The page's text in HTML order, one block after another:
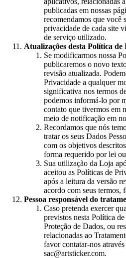
publicadas em nossas
recomendamos que você
privacidade de cada site
de serviço utilizado.
Atualizações desta Política de
Se modificarmos nossa
publicaremos o novo
revisão atualizada.
Privacidade a qualquer
significativa nos termos
podemos informá-lo por
contato que tivermos em
meio de notificação em
Recordamos que nós
tratar os seus Dados
com os objetivos
forma requerido por lei
Sua utilização da Loja
aceitou as Políticas de
após a leitura da versão
acordo com seus termos,
Pessoa responsável do
Caso pretenda exercer
previstos nesta Política
Proteção de Dados, ou
relacionadas ao
favor contatar-nos
sac@artsticker.com.